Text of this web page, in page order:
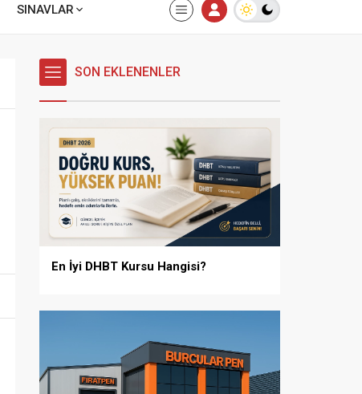
SINAVLAR
SON EKLENENLER
En İyi DHBT Kursu Hangisi?